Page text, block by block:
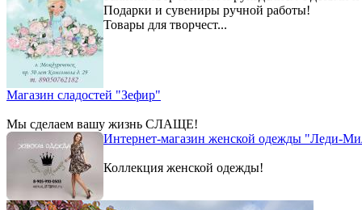
Подарки и сувениры ручной работы!
Товары для творчест...
Магазин сладостей "Зефир"
Мы сделаем вашу жизнь СЛАЩЕ!
Интернет-магазин женской одежды "Леди-
Коллекция женской одежды!